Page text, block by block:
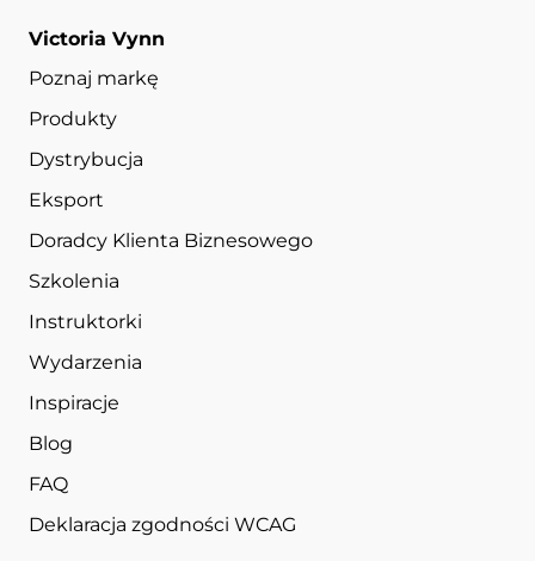
Victoria Vynn
Poznaj markę
Produkty
Dystrybucja
Eksport
Doradcy Klienta Biznesowego
Szkolenia
Instruktorki
Wydarzenia
Inspiracje
Blog
FAQ
Deklaracja zgodności WCAG